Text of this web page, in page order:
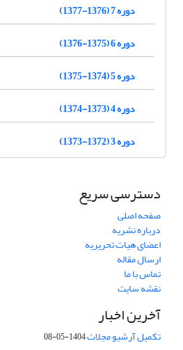
دوره 7 (1376-1377)
دوره 6 (1375-1376)
دوره 5 (1374-1375)
دوره 4 (1373-1374)
دوره 3 (1372-1373)
دسترسی سریع
صفحه اصلی
درباره نشریه
اعضای هیات تحریریه
ارسال مقاله
تماس با ما
نقشه سایت
آخرین اخبار
تکمیل آرشیو مجلات1404-05-08